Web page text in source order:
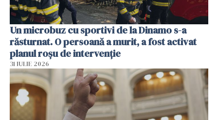
Un microbuz cu sportivi de la Dinamo s-a
răsturnat. O persoană a murit, a fost activat
planul roșu de intervenție
31 IULIE 2026